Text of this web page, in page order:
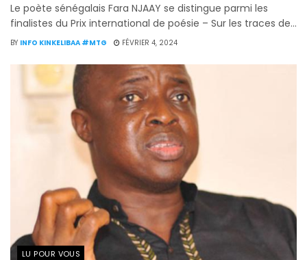
Le poète sénégalais Fara NJAAY se distingue parmi les
finalistes du Prix international de poésie – Sur les traces de...
BY INFO KINKELIBAA #MTG FÉVRIER 4, 2024
LU POUR VOUS